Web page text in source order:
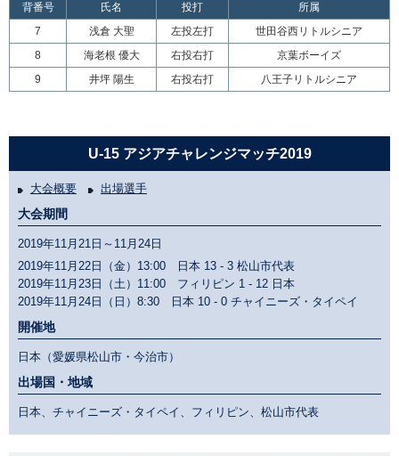
背番号 氏名 投打
所属
7
浅倉 大聖 左投左打
世田谷西リトルシニア
8
海老根 優大 右投右打
京葉ボーイズ
9
井坪 陽生 右投右打 八王子リトルシニア
U-15 アジアチャレンジマッチ2019
大会概要 出場選手
大会期間
2019年11月21日～11月24日
2019年11月22日（金）13:00 日本 13 - 3 松山市代表
2019年11月23日（土）11:00 フィリピン 1 - 12 日本
2019年11月24日（日）8:30 日本 10 - 0 チャイニーズ・タイペイ
開催地
日本（愛媛県松山市・今治市）
出場国・地域
日本、チャイニーズ・タイペイ、フィリピン、松山市代表